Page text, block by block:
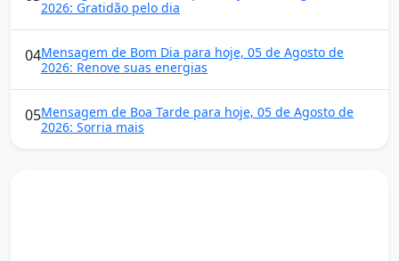
2026: Gratidão pelo dia
04Mensagem de Bom Dia para hoje, 05 de Agosto de
2026: Renove suas energias
05Mensagem de Boa Tarde para hoje, 05 de Agosto de
2026: Sorria mais